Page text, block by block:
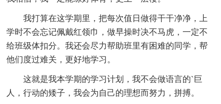
我打算在这学期里，把每次值日做得干干净净，上
学时不会忘记佩戴红领巾，做早操时决不马虎，一定不
给班级体扣分。我还会尽力帮助班里有困难的同学，帮
他们度过难关，更好地学习。
这就是我本学期的学习计划，我不会做语言的`巨
人，行动的矮子，我会为自己的理想而努力，拼搏。